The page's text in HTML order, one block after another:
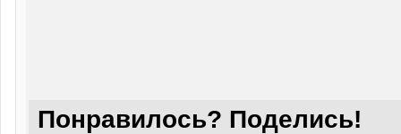
Понравилось? Поделись!